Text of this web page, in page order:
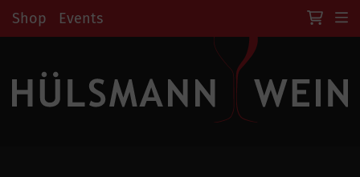
Shop Events